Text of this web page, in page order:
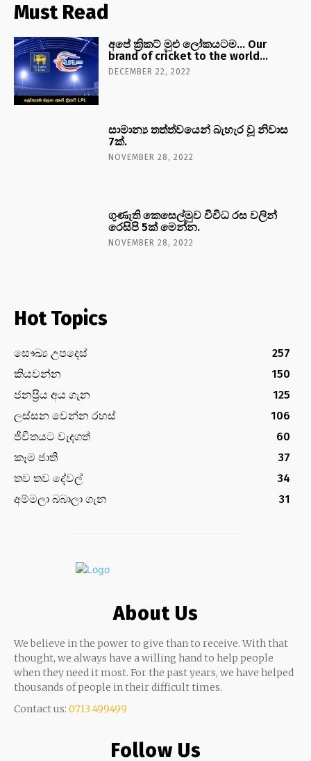
Must Read
අපේ ක්‍රිකට් මුළු ලෝකයටම… Our
brand of cricket to the world…
DECEMBER 22, 2022
සාමාන්‍ය තත්ත්වයෙන් බැහැර වූ නිවාස
7ක්.
NOVEMBER 28, 2022
ගුණැති කෙසෙල්මුව විවිධ රස වලින්
රෙසිපි 5ක් මෙන්න.
NOVEMBER 28, 2022
Hot Topics
සෞඛ්‍ය උපදෙස්
257
කියවන්න
150
ජනප්‍රිය අය ගැන
125
ලස්සන වෙන්න රහස්
106
ජීවිතයට වැදගත්
60
කෑම ජාති
37
තව තව දේවල්
34
අම්මලා බබාලා ගැන
31
About Us
We believe in the power to give than to receive. With that
thought, we always have a willing hand to help people
when they need it most. For the past years, we have helped
thousands of people in their difficult times.
Contact us: 0713 499499
Follow Us